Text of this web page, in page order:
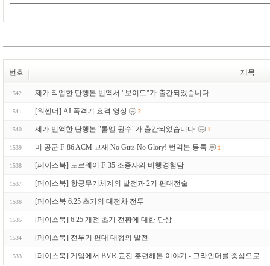
번호 제목
1542 제가 작업한 단행본 번역서 "보이드"가 출간되었습니다.
1541 [워썬더] AI 폭격기 요격 영상 2
1540 제가 번역한 단행본 "롬멜 원수"가 출간되었습니다. 1
1539 미 공군 F-86 ACM 교재 No Guts No Glory! 번역본 등록 1
1538 [페이스북] 노르웨이 F-35 조종사의 비행경험담
1537 [페이스북] 항공무기체계의 발전과 2기 편대전술
1536 [페이스북 6.25 초기의 대전차 전투
1535 [페이스북] 6.25 개전 초기 전황에 대한 단상
1534 [페이스북] 전투기 편대 대형의 발전
1533 [페이스북] 게임에서 BVR 교전 훈련해본 이야기 - 그라인더를 중심으로